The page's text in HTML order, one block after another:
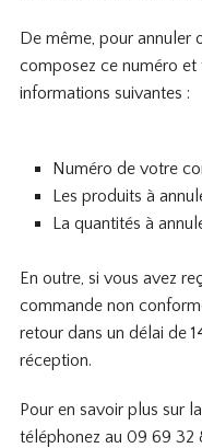
De même, pour annuler
composez ce numéro
informations suivantes :
Numéro de votre
Les produits à
La quantités à
En outre, si vous avez
commande non
retour dans un délai de
réception.
Pour en savoir plus sur
téléphonez au 09 69 32